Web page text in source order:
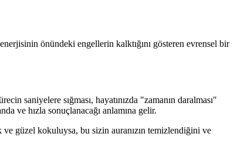
önündeki engellerin kalktığını gösteren evrensel bir
saniyelere sığması, hayatınızda "zamanın daralması"
ve hızla sonuçlanacağı anlamına gelir.
güzel kokuluysa, bu sizin auranızın temizlendiğini ve